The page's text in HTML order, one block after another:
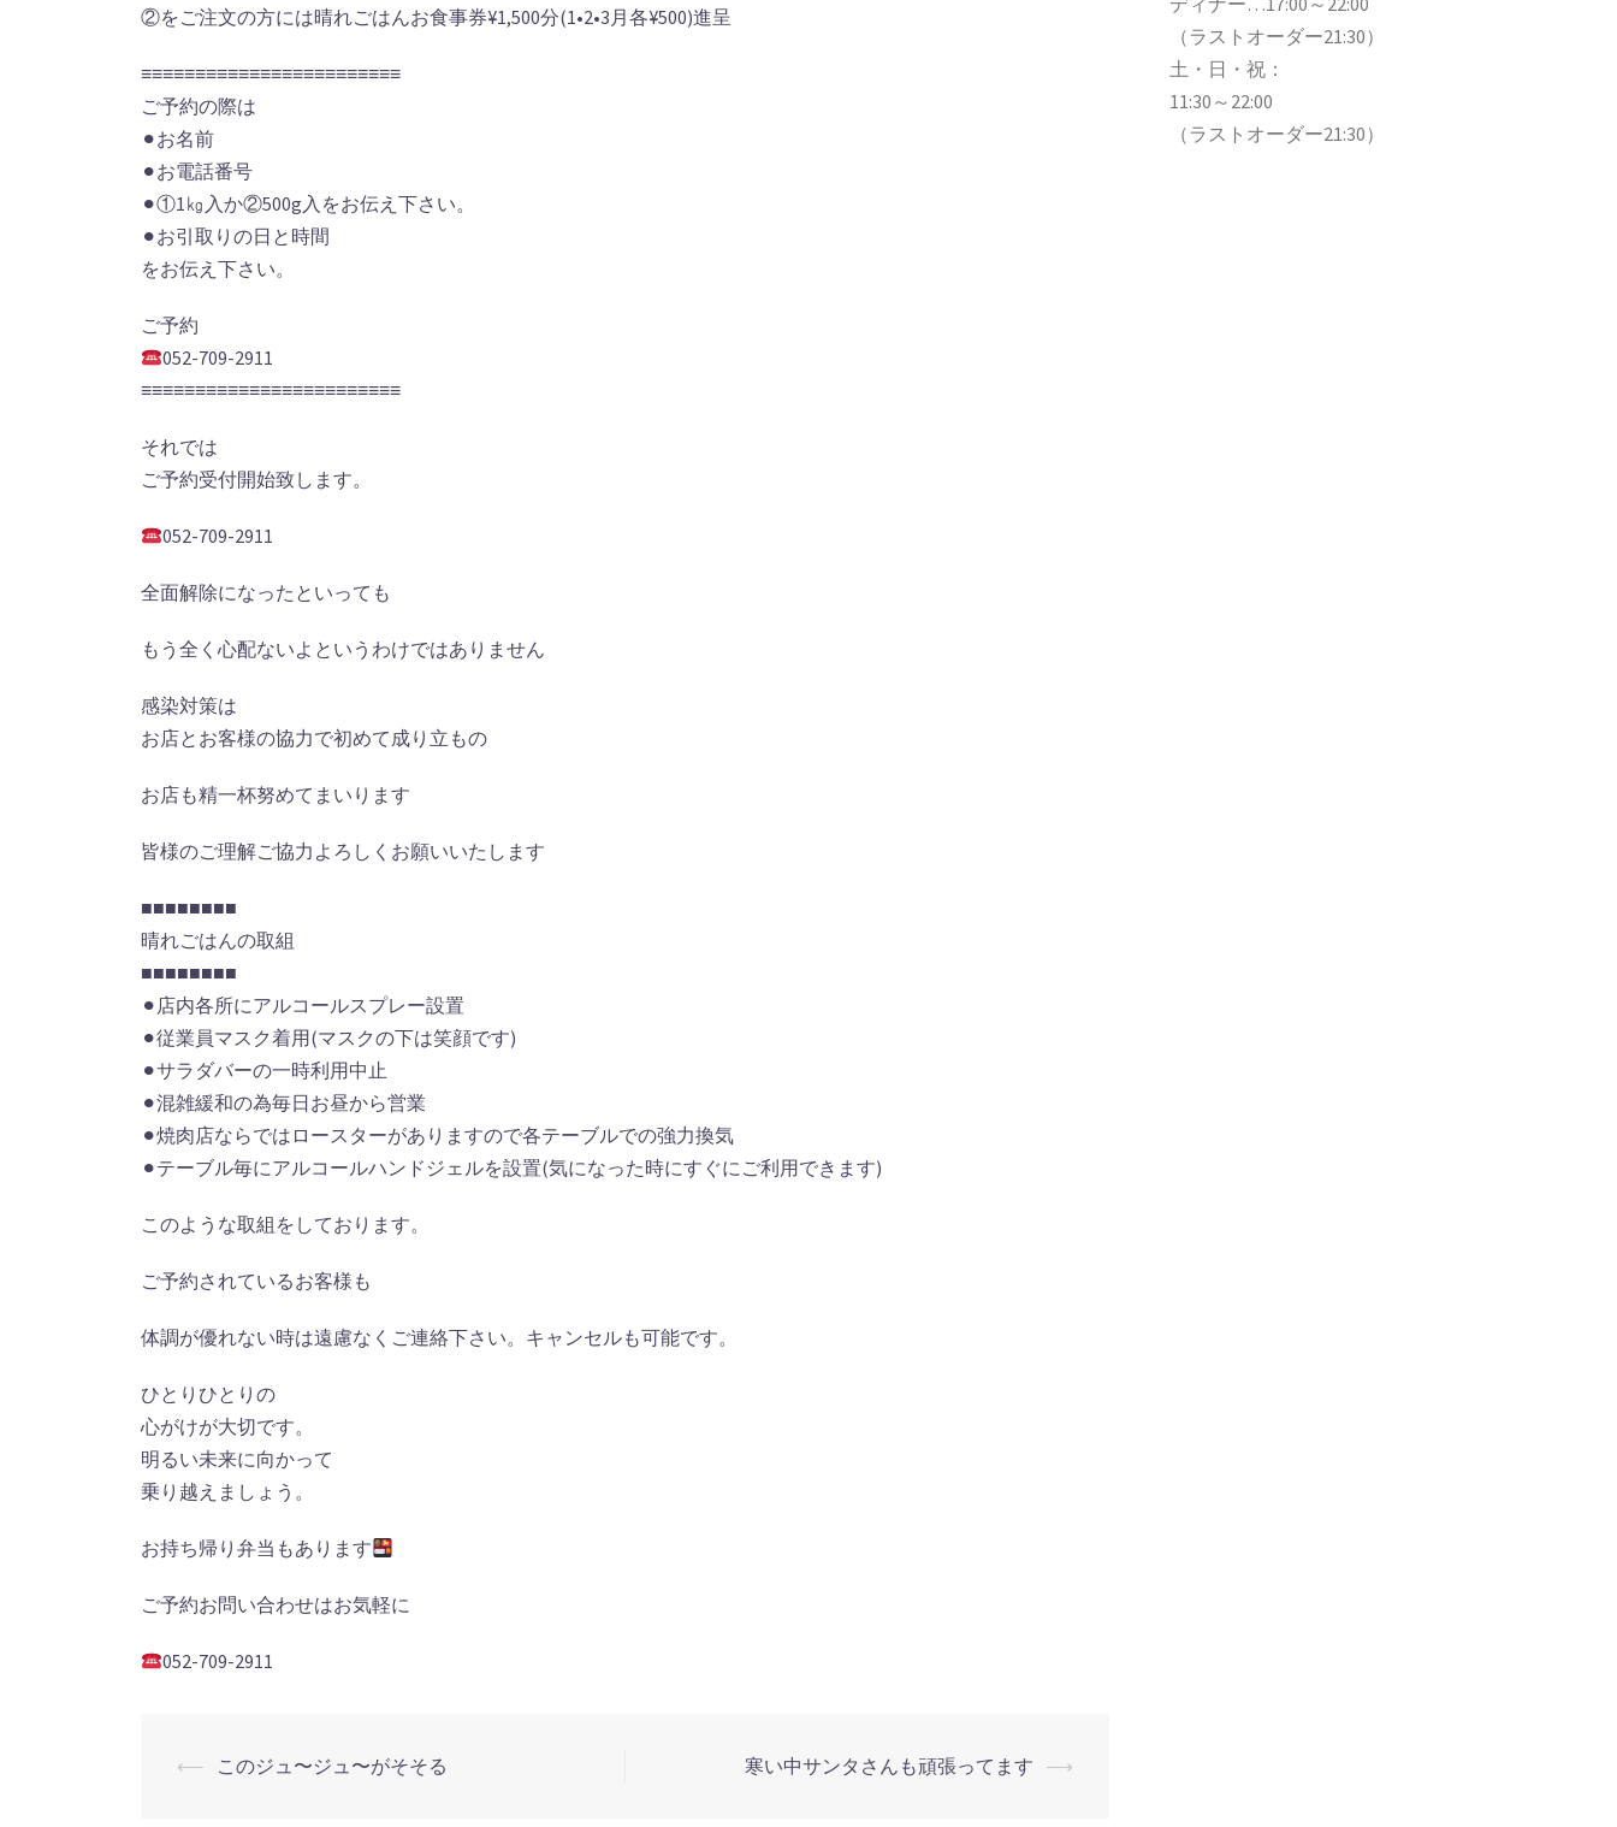
②をご注文の方には晴れごはんお食事券¥1,500分(1•2•3月各¥500)進呈
≡≡≡≡≡≡≡≡≡≡≡≡≡≡≡≡≡≡≡≡≡≡≡≡
ご予約の際は
⚫︎お名前
⚫︎お電話番号
⚫︎①1㎏入か②500g入をお伝え下さい。
⚫︎お引取りの日と時間
をお伝え下さい。
ご予約
052-709-2911
≡≡≡≡≡≡≡≡≡≡≡≡≡≡≡≡≡≡≡≡≡≡≡≡
それでは
ご予約受付開始致します。
052-709-2911
全面解除になったといっても
もう全く心配ないよというわけではありません
感染対策は
お店とお客様の協力で初めて成り立もの
お店も精一杯努めてまいります
皆様のご理解ご協力よろしくお願いいたします
■■■■■■■■
晴れごはんの取組
■■■■■■■■
⚫︎店内各所にアルコールスプレー設置
⚫︎従業員マスク着用(マスクの下は笑顔です)
⚫︎サラダバーの一時利用中止
⚫︎混雑緩和の為毎日お昼から営業
⚫︎焼肉店ならではロースターがありますので各テーブルでの強力換気
⚫︎テーブル毎にアルコールハンドジェルを設置(気になった時にすぐにご利用できます)
このような取組をしております。
ご予約されているお客様も
体調が優れない時は遠慮なくご連絡下さい。キャンセルも可能です。
ひとりひとりの
心がけが大切です。
明るい未来に向かって
乗り越えましょう。
お持ち帰り弁当もあります
ご予約お問い合わせはお気軽に
052-709-2911
投
⟵ このジュ〜ジュ〜がそそる 寒い中サンタさんも頑張ってます ⟶
（ラストオーダー21:30）
土・日・祝：
11:30～22:00
（ラストオーダー21:30）